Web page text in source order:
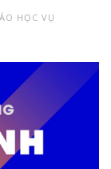
HỌC VỤ